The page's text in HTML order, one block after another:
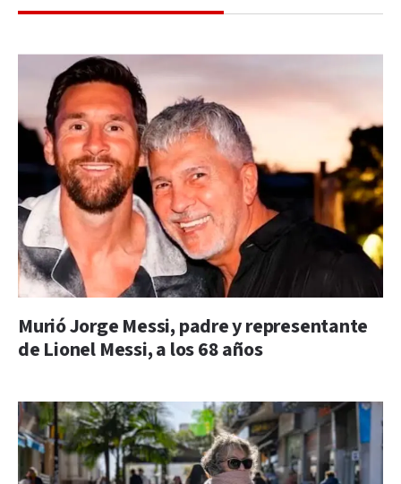
Murió Jorge Messi, padre y representante
de Lionel Messi, a los 68 años